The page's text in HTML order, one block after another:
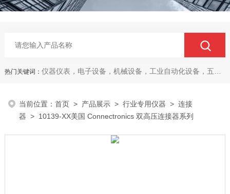
热门关键词： 仪器仪表，电子设备，机械设备，工业自动化设备，五金产品，电线电缆，金属材料，电子
当前位置：首页 > 产品展示 >行业专用仪器 >连接
器 > 10139-XX美国 Connectronics 双高压连接器系列